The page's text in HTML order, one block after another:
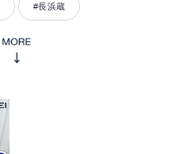
#長浜蔵